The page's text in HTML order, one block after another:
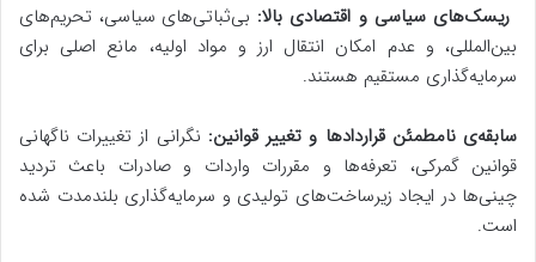
ریسک‌های سیاسی و اقتصادی بالا: بی‌ثباتی‌های سیاسی، تحریم‌های
بین‌المللی، و عدم امکان انتقال ارز و مواد اولیه، مانع اصلی برای
سرمایه‌گذاری مستقیم هستند.
سابقه‌ی نامطمئن قراردادها و تغییر قوانین: نگرانی از تغییرات ناگهانی
قوانین گمرکی، تعرفه‌ها و مقررات واردات و صادرات باعث تردید
چینی‌ها در ایجاد زیرساخت‌های تولیدی و سرمایه‌گذاری بلندمدت شده
است.